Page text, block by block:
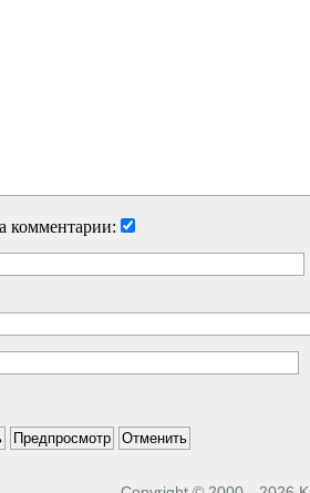
комментарии: